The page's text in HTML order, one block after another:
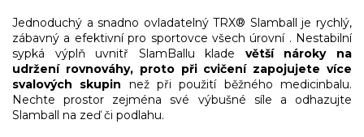
Jednoduchý a snadno ovladatelný TRX® Slamball je rychlý,
zábavný a efektivní pro sportovce všech úrovní . Nestabilní
sypká výplň uvnitř SlamBallu klade větší nároky na
udržení rovnováhy, proto při cvičení zapojujete více
svalových skupin než při použití běžného medicinbalu.
Nechte prostor zejména své výbušné síle a odhazujte
Slamball na zeď či podlahu.